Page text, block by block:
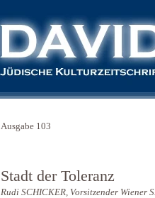
Ausgabe 103
Stadt der Toleranz
Rudi SCHICKER, Vorsitzender Wiener